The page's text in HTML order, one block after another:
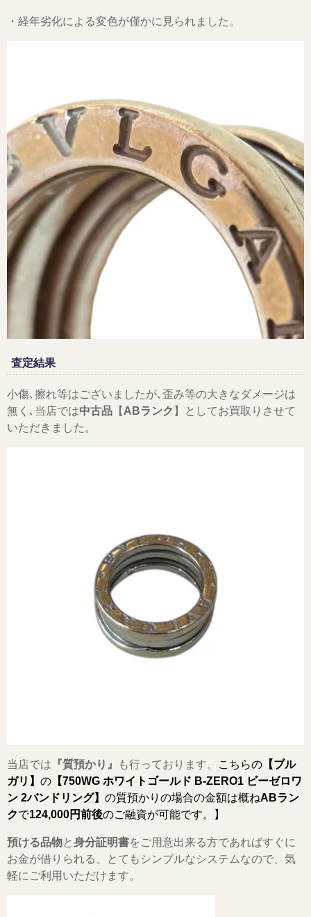
・経年劣化による変色が僅かに見られました。
査定結果
小傷､擦れ等はございましたが､歪み等の大きなダメージは
無く､当店では中古品 【 ABランク 】としてお買取りさせて
いただきました。
当店では 『質預かり』 も行っております。 こちらの 【ブル
ガリ】 の 【750WG ホワイトゴールド B-ZERO1 ビーゼロワ
ン 2バンドリング】 の質預かりの場合の金額は概ねABラン
クで124,000円前後のご融資が可能です。】
預ける品物と身分証明書をご用意出来る方であればすぐに
お金が借りられる、とてもシンプルなシステムなので、気
軽にご利用いただけます。